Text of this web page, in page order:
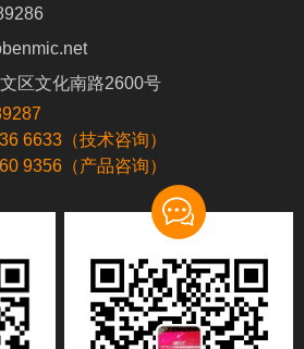
区文化南路2600号
6633（技术咨询）
9356（产品咨询）